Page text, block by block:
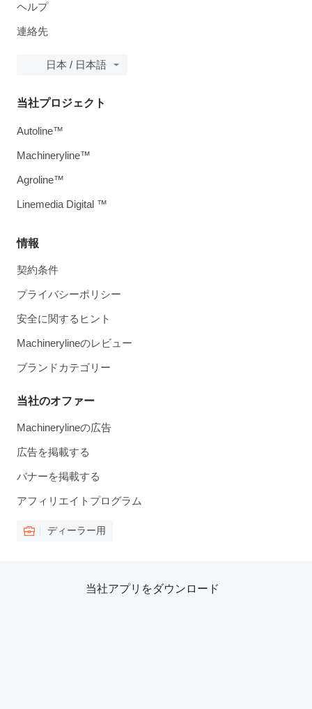
ヘルプ
連絡先
日本 / 日本語
情報
契約条件
プライバシーポリシー
安全に関するヒント
Machinerylineのレビュー
ブランドカテゴリー
当社のオファー
Machinerylineの広告
広告を掲載する
バナーを掲載する
アフィリエイトプログラム
ディーラー用
当社プロジェクト
Autoline™
Machineryline™
Agroline™
Linemedia Digital ™
当社アプリをダウンロード